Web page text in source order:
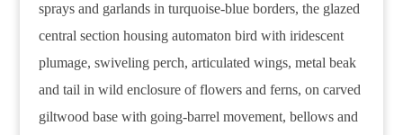
sprays and garlands in turquoise-blue borders, the glazed
central section housing automaton bird with iridescent
plumage, swiveling perch, articulated wings, metal beak
and tail in wild enclosure of flowers and ferns, on carved
giltwood base with going-barrel movement, bellows and